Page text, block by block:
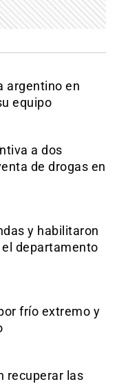
argentino en
equipo
a dos
de drogas en
y habilitaron
departamento
frío extremo y
recuperar las